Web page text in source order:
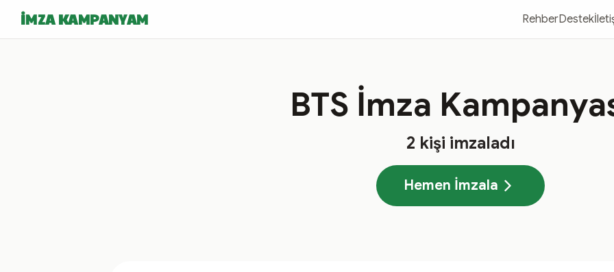
İMZA KAMPANYAM RehberDestek
BTS İmza
2 kişi imzaladı
Hemen İmzala